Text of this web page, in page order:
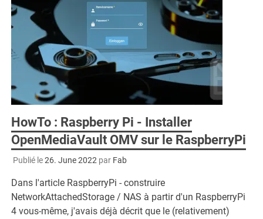
HowTo : Raspberry Pi - Installer
OpenMediaVault OMV sur le RaspberryPi
Publié le26. June 2022par Fab
Dans l'article RaspberryPi - construire
NetworkAttachedStorage / NAS à partir d'un RaspberryPi
4 vous-même, j'avais déjà décrit que le (relativement)